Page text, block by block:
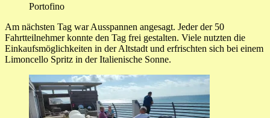
Portofino
Am nächsten Tag war Ausspannen angesagt. Jeder der 50
Fahrtteilnehmer konnte den Tag frei gestalten. Viele nutzten die
Einkaufsmöglichkeiten in der Altstadt und erfrischten sich bei einem
Limoncello Spritz in der Italienische Sonne.